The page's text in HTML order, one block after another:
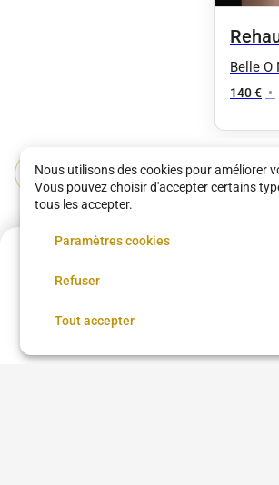
cils +
cils
Belle O
140 € •
Voir tous les services
Découvrez les meilleurs
Réservez maintenant, réglez le reste
Nous utilisons des cookies pour améliorer
Vous pouvez choisir d'accepter certains
tous les accepter.
Paramètres cookies
Refuser
Tout accepter